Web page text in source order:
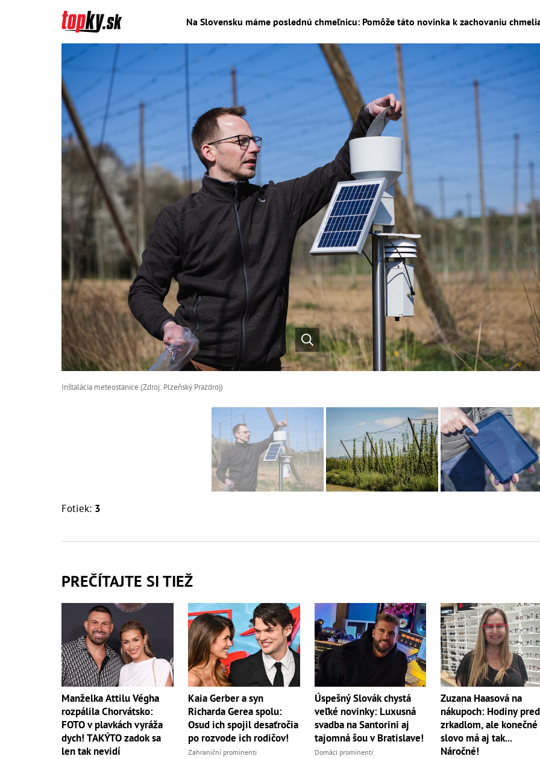
Na Slovensku máme poslednú chmeľnicu: Pomôže táto novinka k zachovaniu
Inštalácia meteostanice (Zdroj: Plzeňský Prazdroj)
Fotiek: 3
PREČÍTAJTE SI TIEŽ
Manželka Attilu Végha
rozpálila Chorvátsko:
FOTO v plavkách vyráža
dych! TAKÝTO zadok sa
len tak nevidí
Kaia Gerber a syn
Richarda Gerea spolu:
Osud ich spojil desaťročia
po rozvode ich rodičov!
Zahraniční prominenti
Úspešný Slovák chystá
veľké novinky: Luxusná
svadba na Santorini aj
tajomná šou v Bratislave!
Domáci prominenti
Zuzana Haasová na
nákupoch: Hodiny pred
zrkadlom, ale konečné
slovo má aj tak...
Náročné!